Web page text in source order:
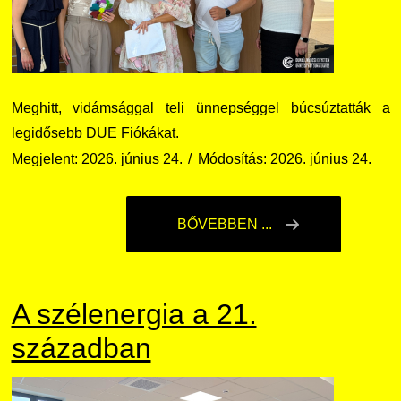
Nemzetközi Lehetőségek
Fordítási Szolgáltatások
Átjelentkezőknek
TDK/Tehetségnap
Meghitt, vidámsággal teli ünnepséggel búcsúztatták a
legidősebb DUE Fiókákat.
Megjelent: 2026. június 24.
Módosítás: 2026. június 24.
BŐVEBBEN ...
A szélenergia a 21.
században